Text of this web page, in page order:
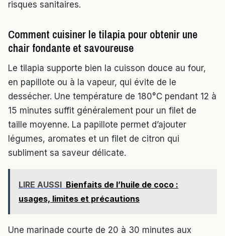
risques sanitaires.
Comment cuisiner le tilapia pour obtenir une
chair fondante et savoureuse
Le tilapia supporte bien la cuisson douce au four,
en papillote ou à la vapeur, qui évite de le
dessécher. Une température de 180°C pendant 12 à
15 minutes suffit généralement pour un filet de
taille moyenne. La papillote permet d’ajouter
légumes, aromates et un filet de citron qui
subliment sa saveur délicate.
LIRE AUSSI Bienfaits de l’huile de coco :
usages, limites et précautions
Une marinade courte de 20 à 30 minutes aux